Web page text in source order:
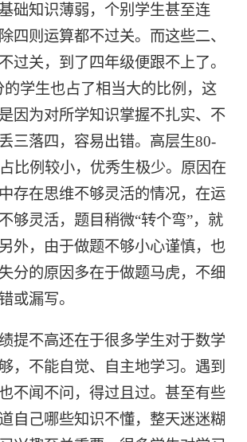
础知识薄弱，个别学生甚至连
四则运算都不过关。而这些二、
过关，到了四年级便跟不上了。
的学生也占了相当大的比例，这
因为对所学知识掌握不扎实、不
三落四，容易出错。高层生80-
比例较小，优秀生极少。原因在
存在思维不够灵活的情况，在运
够灵活，题目稍微“转个弯”，就
外，由于做题不够小心谨慎，也
分的原因多在于做题马虎，不细
或漏写。
提不高还在于很多学生对于数学
，不能自觉、自主地学习。遇到
不闻不问，得过且过。甚至有些
自己哪些知识不懂，整天迷迷糊